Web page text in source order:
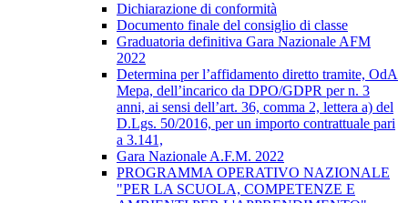
Dichiarazione di conformità
Documento finale del consiglio di classe
Graduatoria definitiva Gara Nazionale AFM
2022
Determina per l’affidamento diretto tramite, OdA
Mepa, dell’incarico da DPO/GDPR per n. 3
anni, ai sensi dell’art. 36, comma 2, lettera a) del
D.Lgs. 50/2016, per un importo contrattuale pari
a 3.141,
Gara Nazionale A.F.M. 2022
PROGRAMMA OPERATIVO NAZIONALE
"PER LA SCUOLA, COMPETENZE E